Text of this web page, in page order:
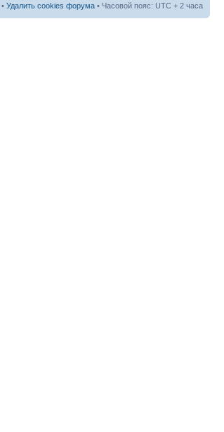
• Удалить cookies форума • Часовой пояс: UTC + 2 часа